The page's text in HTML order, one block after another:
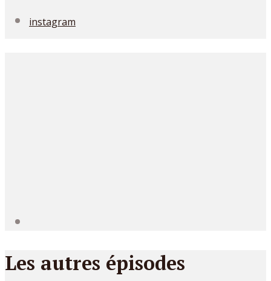
instagram
Les autres épisodes